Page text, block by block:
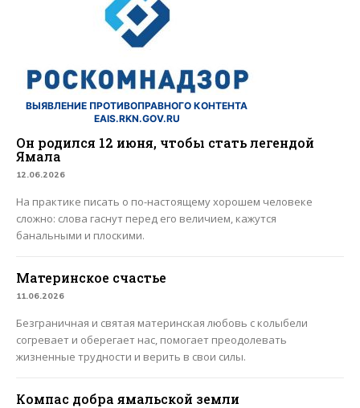
ВЫЯВЛЕНИЕ ПРОТИВОПРАВНОГО КОНТЕНТА
EAIS.RKN.GOV.RU
Он родился 12 июня, чтобы стать легендой
Ямала
12.06.2026
На практике писать о по-настоящему хорошем человеке
сложно: слова гаснут перед его величием, кажутся
банальными и плоскими.
Материнское счастье
11.06.2026
Безграничная и святая материнская любовь с колыбели
согревает и оберегает нас, помогает преодолевать
жизненные трудности и верить в свои силы.
Компас добра ямальской земли